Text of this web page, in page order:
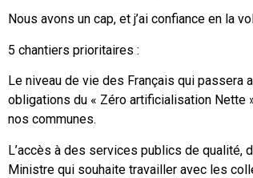
Nous avons un cap, et j’ai confiance en la
5 chantiers prioritaires :
Le niveau de vie des Français qui passera
obligations du « Zéro artificialisation Nette
nos communes.
L’accès à des services publics de qualité,
Ministre qui souhaite travailler avec les